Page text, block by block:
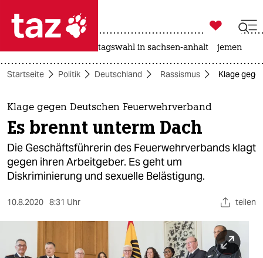
 taz zahl ich
taz zahl ich
themen
politik
öko
sport

taz zahl ich
landtagswahl in sachsen-anhalt jemen
Startseite Politik Deutschland Rassismus Klage
Klage gegen Deutschen Feuerwehrverband
Es brennt unterm Dach
Die Geschäftsführerin des Feuerwehrverbands klagt
gegen ihren Arbeitgeber. Es geht um
Diskriminierung und sexuelle Belästigung.
10.8.2020 8:31 Uhr teilen